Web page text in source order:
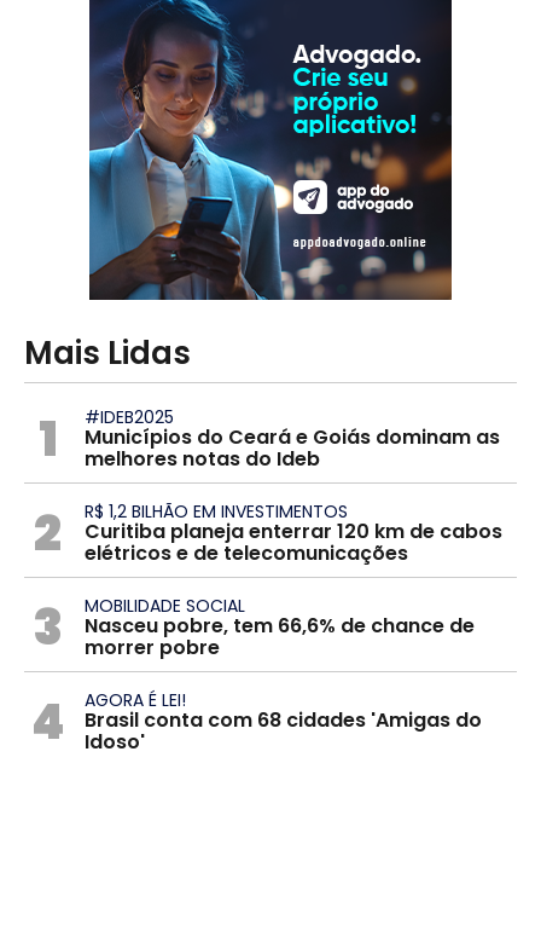
Mais Lidas
1 #IDEB2025
Municípios do Ceará e Goiás dominam as
melhores notas do Ideb
2 R$ 1,2 BILHÃO EM INVESTIMENTOS
Curitiba planeja enterrar 120 km de cabos
elétricos e de telecomunicações
3 MOBILIDADE SOCIAL
Nasceu pobre, tem 66,6% de chance de
morrer pobre
4 AGORA É LEI!
Brasil conta com 68 cidades 'Amigas do
Idoso'